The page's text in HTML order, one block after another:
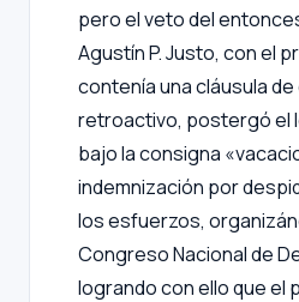
pero el veto del
Agustín P. Justo, con el
contenía una cláusula
retroactivo, postergó el
bajo la consigna
indemnización por
los esfuerzos,
Congreso Nacional de
logrando con ello que el